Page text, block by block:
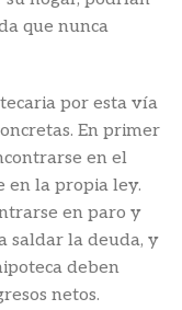
que nunca
por esta vía
En primer
en el
en la propia ley.
en paro y
saldar la deuda, y
deben
netos.